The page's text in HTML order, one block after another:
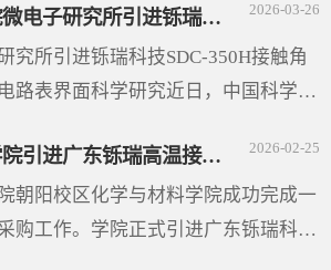
2026-03-26
中国科学院微电子研究所引进铄瑞科技SDC-350H接触角测量仪，助力集成电路表界面科学研究
究所引进铄瑞科技SDC-350H接触角
路表界面科学研究近日，中国科学院
称“铄瑞科技”）自动倾斜接触角测···
2026-02-25
渭南师范学院引进广东铄瑞高温接触角测量仪，助力材料表面科学研究
朝阳校区化学与材料学院成功完成一
购工作。学院正式引进广东铄瑞科技